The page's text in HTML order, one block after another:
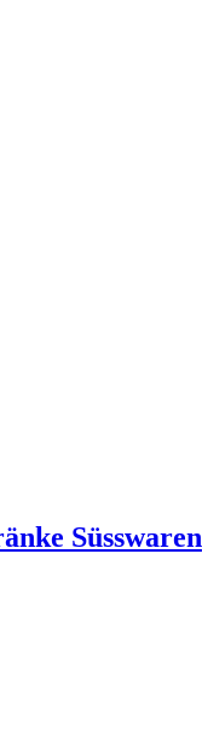
Süsswaren